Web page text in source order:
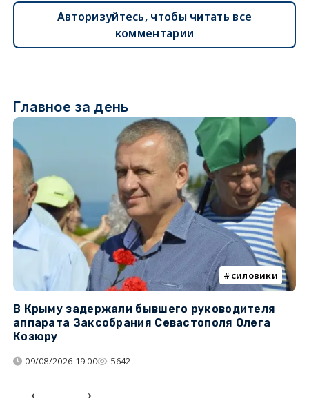
Авторизуйтесь, чтобы читать все
комментарии
Главное за день
силовики
В Крыму задержали бывшего руководителя
аппарата Заксобрания Севастополя Олега
Козюру
09/08/2026 19:00 5642